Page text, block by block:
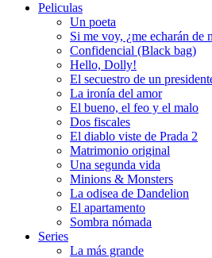
Peliculas
Un poeta
Si me voy, ¿me echarán de
Confidencial (Black bag)
Hello, Dolly!
El secuestro de un
La ironía del amor
El bueno, el feo y el malo
Dos fiscales
El diablo viste de Prada 2
Matrimonio original
Una segunda vida
Minions & Monsters
La odisea de Dandelion
El apartamento
Sombra nómada
Series
La más grande